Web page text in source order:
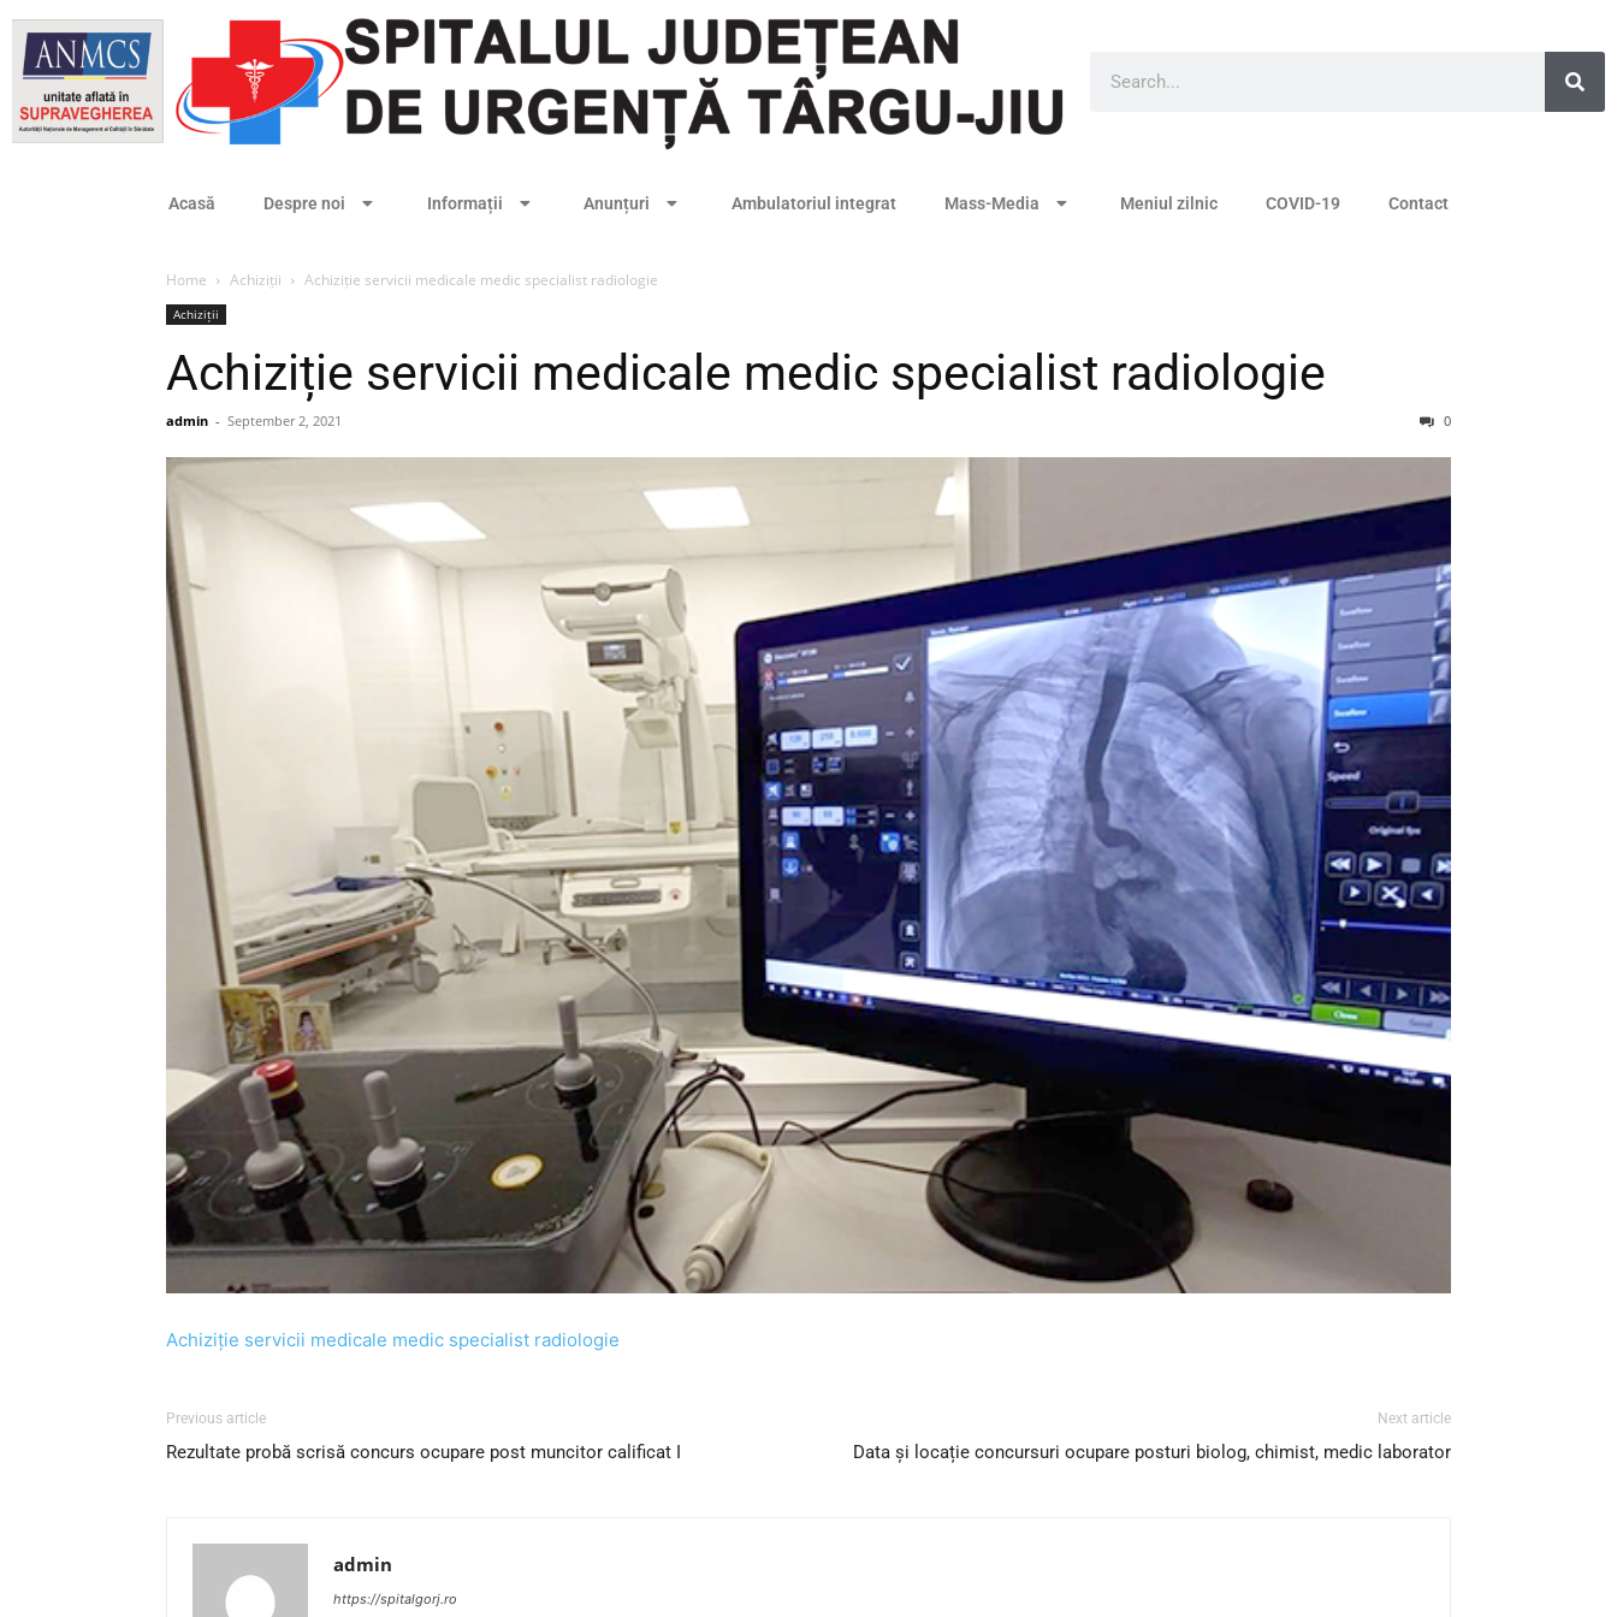
Acasă Despre noi Informații Anunțuri Ambulatoriul integrat Mass-Media Meniul zilnic COVID-19 Contact
Home Achiziții Achiziție servicii medicale medic specialist radiologie
Achiziții
Achiziție servicii medicale medic specialist radiologie
admin - September 2, 2021 0
Achiziție servicii medicale medic specialist radiologie
Previous article
Rezultate probă scrisă concurs ocupare post muncitor calificat I
Next article
Data și locație concursuri ocupare posturi biolog, chimist, medic laborator
admin
https://spitalgorj.ro